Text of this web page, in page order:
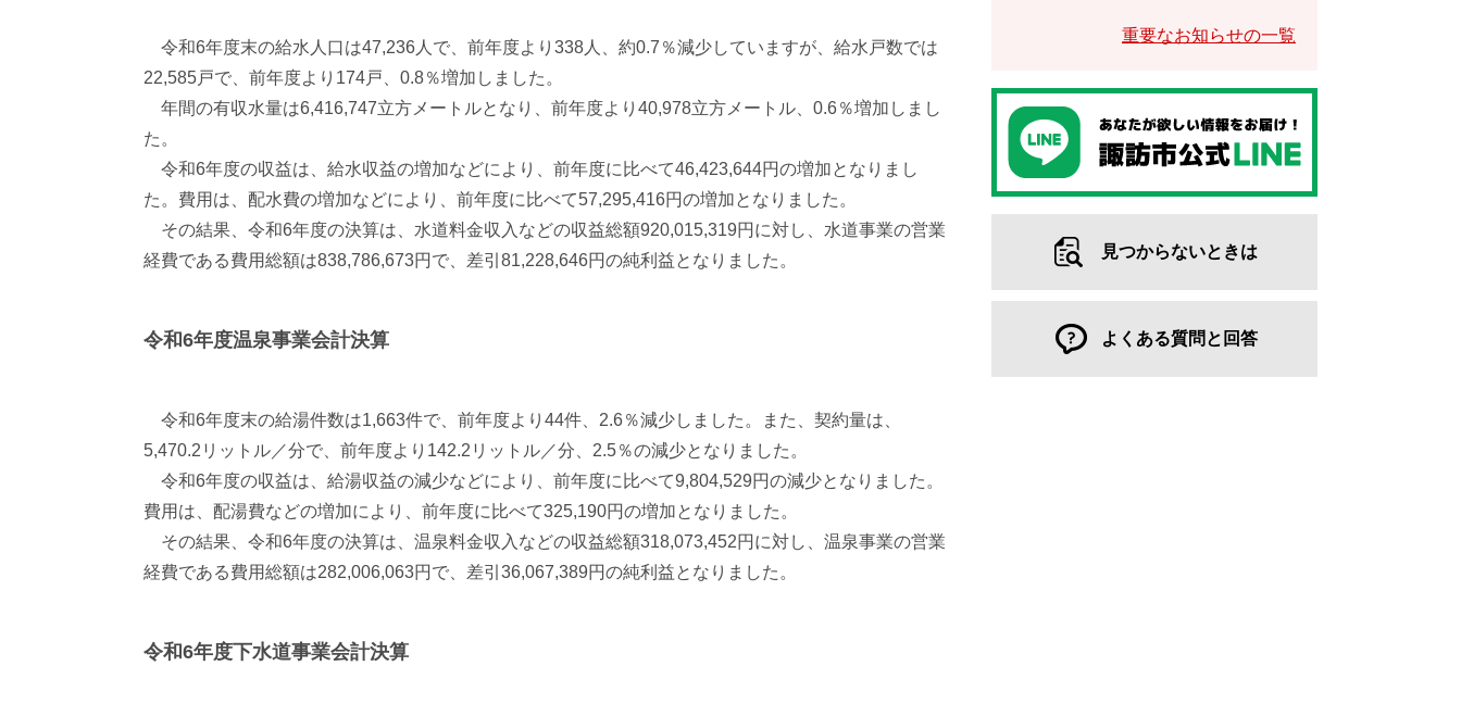
令和6年度末の給水人口は47,236人で、前年度より338人、約0.7％減少していますが、給水戸数では
22,585戸で、前年度より174戸、0.8％増加しました。
年間の有収水量は6,416,747立方メートルとなり、前年度より40,978立方メートル、0.6％増加しまし
た。
令和6年度の収益は、給水収益の増加などにより、前年度に比べて46,423,644円の増加となりまし
た。費用は、配水費の増加などにより、前年度に比べて57,295,416円の増加となりました。
その結果、令和6年度の決算は、水道料金収入などの収益総額920,015,319円に対し、水道事業の営業
経費である費用総額は838,786,673円で、差引81,228,646円の純利益となりました。
令和6年度温泉事業会計決算
令和6年度末の給湯件数は1,663件で、前年度より44件、2.6％減少しました。また、契約量は、
5,470.2リットル／分で、前年度より142.2リットル／分、2.5％の減少となりました。
令和6年度の収益は、給湯収益の減少などにより、前年度に比べて9,804,529円の減少となりました。
費用は、配湯費などの増加により、前年度に比べて325,190円の増加となりました。
その結果、令和6年度の決算は、温泉料金収入などの収益総額318,073,452円に対し、温泉事業の営業
経費である費用総額は282,006,063円で、差引36,067,389円の純利益となりました。
令和6年度下水道事業会計決算
重要なお知らせの一覧
見つからないときは
よくある質問と回答